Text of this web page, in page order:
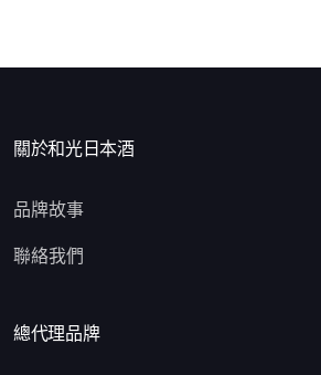
關於和光日本酒
品牌故事
聯絡我們
總代理品牌